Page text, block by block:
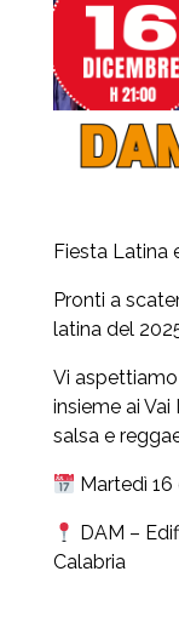
Fiesta Latina
Pronti a
latina del
Vi
insieme ai
salsa e
Martedì 16
DAM –
Calabria